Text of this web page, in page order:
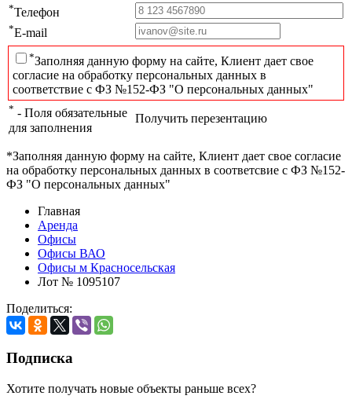
*Телефон
*E-mail
*Заполняя данную форму на сайте, Клиент дает свое
согласие на обработку персональных данных в
соответствие с ФЗ №152-ФЗ "О персональных данных"
* - Поля обязательные
для заполнения
Получить перезентацию
*Заполняя данную форму на сайте, Клиент дает свое согласие
на обработку персональных данных в соответсвие с ФЗ №152-
ФЗ "О персональных данных"
Главная
Аренда
Офисы
Офисы ВАО
Офисы м Красносельская
Лот № 1095107
Поделиться:
Подписка
Хотите получать новые объекты раньше всех?